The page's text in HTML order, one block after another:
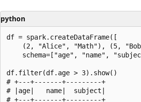
python
df = spark.createDataFrame([
(2, "Alice", "Math"), (5,
schema=["age", "name",
df.filter(df.age > 3).show()
# +---+-------+---------+
# |age|   name|  subject|
# +---+-------+---------+